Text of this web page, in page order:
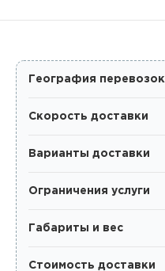
География перевозок
Скорость доставки
Варианты доставки
Ограничения услуги
Габариты и вес
Стоимость доставки